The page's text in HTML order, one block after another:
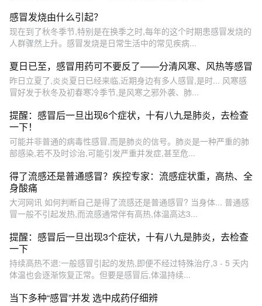
感冒发烧由什么引起？
现在到了秋冬季节,特别是在换季之时,每年的这个时期患感冒发烧的
人群骤然上升。感冒发烧是日常生活中的常见疾病...
夏日已至，感冒用药可不要反了——分清风寒、风热等感冒
昨日立夏了,炎炎夏日已经来临,近期身边有多人感冒,是时... 风寒感
冒好发于秋冬及初春寒冷季节,是风寒之邪外袭、肺...
提醒：感冒后一旦出现6个症状，十有八九是肺炎，去检查
一下！
可能并非普通的病毒性感冒,而是肺炎的信号。肺炎是一种严重的肺
部感染,若不及时诊治,可能引发严重并发症,甚至危...
得了流感还是普通感冒？疾控专家：流感症状重，高热、全
身酸痛
大河网讯 如何判断自己是得了流感还是普通感冒? 当身体... 普通感
冒一般不引起发热,而流感通常伴有高热,体温高达3...
提醒：感冒后一旦出现3个症状，十有八九是肺炎，去检查
一下
持续高热不退:一般感冒引起的发热,即便不经过特殊治疗,3 - 5 天内
体温也会逐渐恢复正常。但要是感冒后,体温持续...
当下多种“感冒”并发 选中成药仔细辨